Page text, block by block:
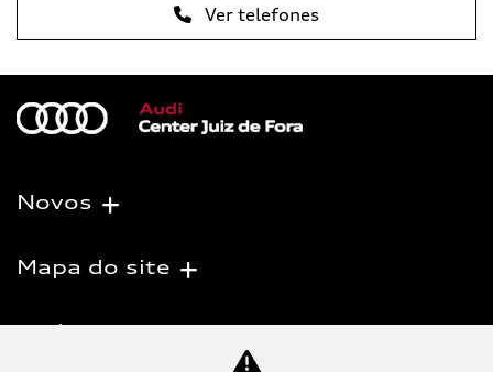
Ver telefones
Novos
Mapa do site
Política de